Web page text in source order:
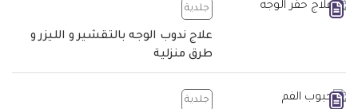
جلدية
علاج ندوب الوجه بالتقشير و الليزر و
طرق منزلية
جلدية